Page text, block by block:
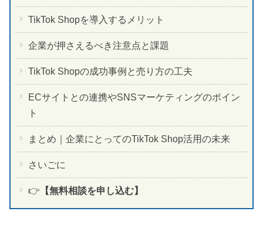
TikTok Shopを導入するメリット
企業が押さえるべき注意点と課題
TikTok Shopの成功事例と売り方の工夫
ECサイトとの連携やSNSマーケティングのポイン
ト
まとめ｜企業にとってのTikTok Shop活用の未来
さいごに
👉 【無料相談を申し込む】